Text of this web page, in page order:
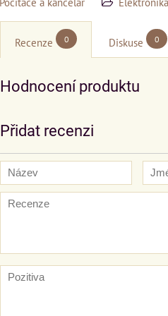
Recenze 0 Diskuse 0
Hodnocení produktu
Přidat recenzi